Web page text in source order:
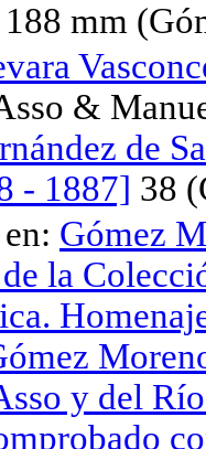
mm
&
de
- 1887] 38
Gómez
la
y del